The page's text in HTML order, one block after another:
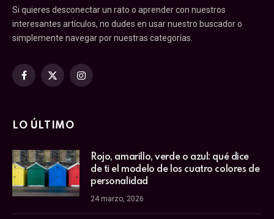
Si quieres desconectar un rato o aprender con nuestros
interesantes artículos, no dudes en usar nuestro buscador o
simplemente navegar por nuestras categorías.
Facebook
X
Instagram
LO ÚLTIMO
Rojo, amarillo, verde o azul: qué dice
de ti el modelo de los cuatro colores de
personalidad
24 marzo, 2026